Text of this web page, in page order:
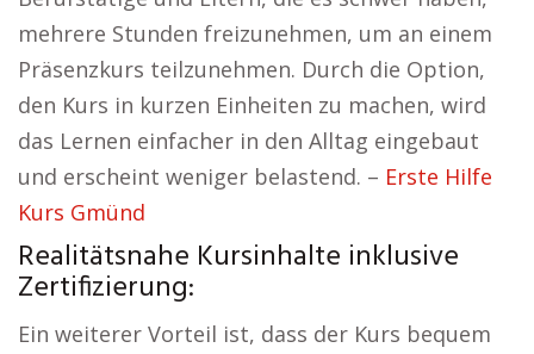
mehrere Stunden freizunehmen, um an einem
Präsenzkurs teilzunehmen. Durch die Option,
den Kurs in kurzen Einheiten zu machen, wird
das Lernen einfacher in den Alltag eingebaut
und erscheint weniger belastend. – Erste Hilfe
Kurs Gmünd
Realitätsnahe Kursinhalte inklusive
Zertifizierung:
Ein weiterer Vorteil ist, dass der Kurs bequem